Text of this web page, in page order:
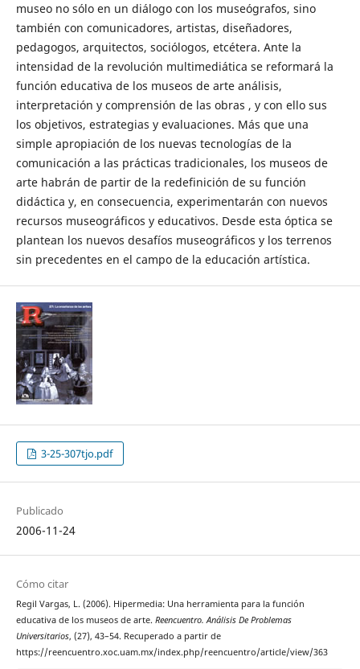
museo no sólo en un diálogo con los museógrafos, sino
también con comunicadores, artistas, diseñadores,
pedagogos, arquitectos, sociólogos, etcétera. Ante la
intensidad de la revolución multimediática se reformará la
función educativa de los museos de arte análisis,
interpretación y comprensión de las obras , y con ello sus
los objetivos, estrategias y evaluaciones. Más que una
simple apropiación de los nuevas tecnologías de la
comunicación a las prácticas tradicionales, los museos de
arte habrán de partir de la redefinición de su función
didáctica y, en consecuencia, experimentarán con nuevos
recursos museográficos y educativos. Desde esta óptica se
plantean los nuevos desafíos museográficos y los terrenos
sin precedentes en el campo de la educación artística.
3-25-307tjo.pdf
Publicado
2006-11-24
Cómo citar
Regil Vargas, L. (2006). Hipermedia: Una herramienta para la función
educativa de los museos de arte. Reencuentro. Análisis De Problemas
Universitarios, (27), 43–54. Recuperado a partir de
https://reencuentro.xoc.uam.mx/index.php/reencuentro/article/view/363